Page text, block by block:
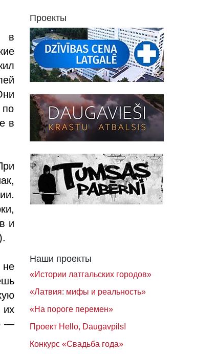
в
в
и
не
их
—
Проекты
Наши проекты
«Истории латгальских городов»
«Латвия: мифы и реальность»
«На пороге перемен»
Проект Hello, Daugavpils!
Конкурс «Свадьба года»